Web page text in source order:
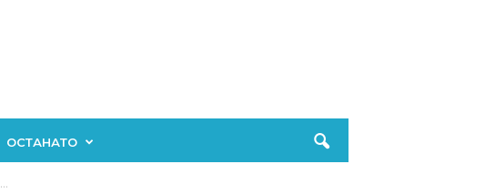
ОСТАНАТО